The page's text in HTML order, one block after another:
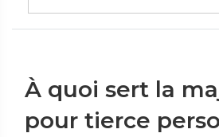
À quoi sert la
pour tierce